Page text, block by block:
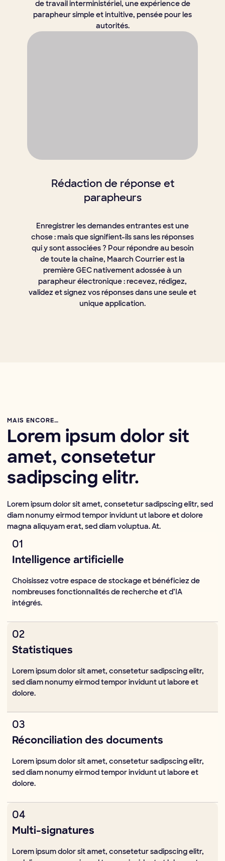
de travail interministériel, une expérience de
parapheur simple et intuitive, pensée pour les
autorités.
Rédaction de réponse et
parapheurs
Enregistrer les demandes entrantes est une
chose : mais que signifient-ils sans les réponses
qui y sont associées ? Pour répondre au besoin
de toute la chaîne, Maarch Courrier est la
première GEC nativement adossée à un
parapheur électronique : recevez, rédigez,
validez et signez vos réponses dans une seule et
unique application.
MAIS ENCORE…
Lorem ipsum dolor sit
amet, consetetur
sadipscing elitr.
Lorem ipsum dolor sit amet, consetetur sadipscing elitr, sed
diam nonumy eirmod tempor invidunt ut labore et dolore
magna aliquyam erat, sed diam voluptua. At.
01
Intelligence artificielle
Choisissez votre espace de stockage et bénéficiez de
nombreuses fonctionnalités de recherche et d’IA
intégrés.
02
Statistiques
Lorem ipsum dolor sit amet, consetetur sadipscing elitr,
sed diam nonumy eirmod tempor invidunt ut labore et
dolore.
03
Réconciliation des documents
Lorem ipsum dolor sit amet, consetetur sadipscing elitr,
sed diam nonumy eirmod tempor invidunt ut labore et
dolore.
04
Multi-signatures
Lorem ipsum dolor sit amet, consetetur sadipscing elitr,